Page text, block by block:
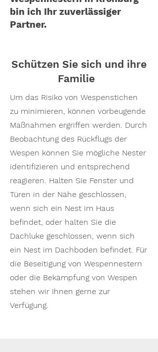
bin ich Ihr zuverlässiger
Partner.
Schützen Sie sich und ihre
Familie
Um das Risiko von Wespenstichen
zu minimieren, können vorbeugende
Maßnahmen ergriffen werden. Durch
Beobachtung des Rückflugs der
Wespen können Sie mögliche Nester
identifizieren und entsprechend
reagieren. Halten Sie Fenster und
Türen in der Nähe geschlossen,
wenn sich ein Nest im Haus
befindet, oder halten Sie die
Dachluke geschlossen, wenn sich
ein Nest im Dachboden befindet. Für
die Beseitigung von Wespennestern
oder die Bekämpfung von Wespen
stehen wir Ihnen gerne zur
Verfügung.